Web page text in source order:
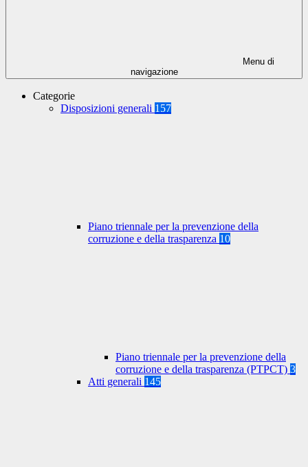
Menu di
navigazione
Categorie
Disposizioni generali 157
Piano triennale per la prevenzione della
corruzione e della trasparenza 10
Piano triennale per la prevenzione della
corruzione e della trasparenza (PTPCT) 3
Atti generali 145